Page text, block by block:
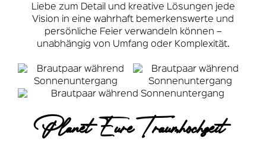
Liebe zum Detail und kreative Lösungen jede
Vision in eine wahrhaft bemerkenswerte und
persönliche Feier verwandeln können –
unabhängig von Umfang oder Komplexität.
Planet Eure Traumhochzeit